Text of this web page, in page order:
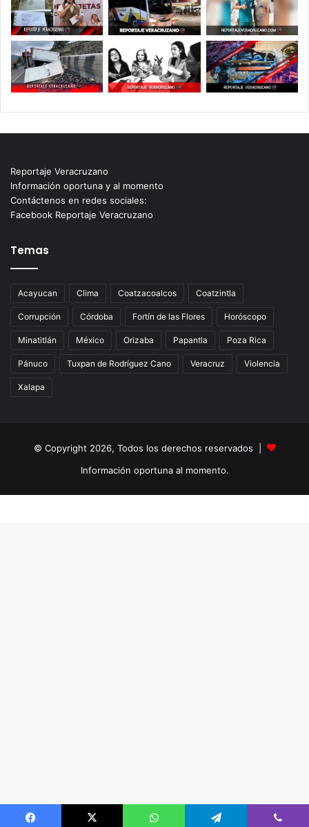
Reportaje Veracruzano
Información oportuna y al momento
Contáctenos en redes sociales:
Facebook Reportaje Veracruzano
Temas
Acayucan Clima Coatzacoalcos Coatzintla
Corrupción Córdoba Fortín de las Flores Horóscopo
Minatitlán México Orizaba Papantla Poza Rica
Pánuco Tuxpan de Rodríguez Cano Veracruz Violencia
Xalapa
© Copyright 2026, Todos los derechos reservados |
Información oportuna al momento.